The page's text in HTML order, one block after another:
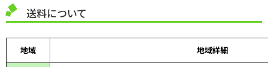
送料について
地域 地域詳細